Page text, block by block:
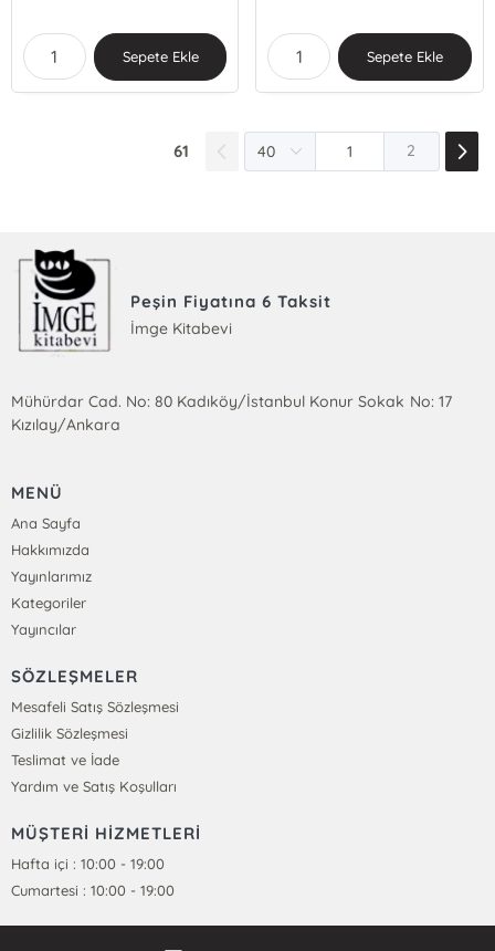
Sepete Ekle Sepete Ekle
61 2
Peşin Fiyatına 6 Taksit
İmge Kitabevi
Mühürdar Cad. No: 80 Kadıköy/İstanbul Konur Sokak No: 17
Kızılay/Ankara
MENÜ
Ana Sayfa
Hakkımızda
Yayınlarımız
Kategoriler
Yayıncılar
SÖZLEŞMELER
Mesafeli Satış Sözleşmesi
Gizlilik Sözleşmesi
Teslimat ve İade
Yardım ve Satış Koşulları
MÜŞTERİ HİZMETLERİ
Hafta içi : 10:00 - 19:00
Cumartesi : 10:00 - 19:00